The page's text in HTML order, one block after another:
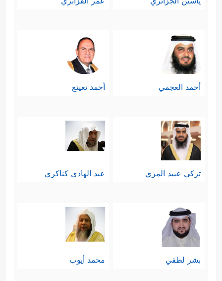
أحمد العجمي أحمد نعينع
تركي عبيد المري عبد الهادي كناكري
بشر لطفي محمد أيوب